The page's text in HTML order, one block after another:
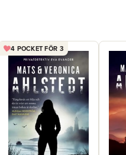
4 POCKET FÖR 3